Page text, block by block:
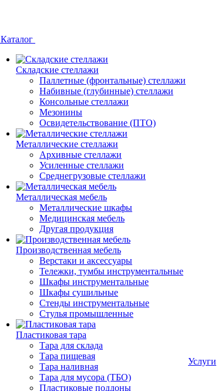
Каталог
Складские стеллажи
Паллетные (фронтальные) стеллажи
Набивные (глубинные) стеллажи
Консольные стеллажи
Мезонины
Освидетельствование (ПТО)
Металлические стеллажи
Архивные стеллажи
Усиленные стеллажи
Среднегрузовые стеллажи
Металлическая мебель
Металлические шкафы
Медицинская мебель
Другая продукция
Производственная мебель
Верстаки и аксессуары
Тележки, тумбы инструментальные
Шкафы инструментальные
Шкафы сушильные
Стенды инструментальные
Cтулья промышленные
Пластиковая тара
Тара для склада
Тара пищевая
Тара наливная
Тара для мусора (ТБО)
Пластиковые поддоны
Услуги